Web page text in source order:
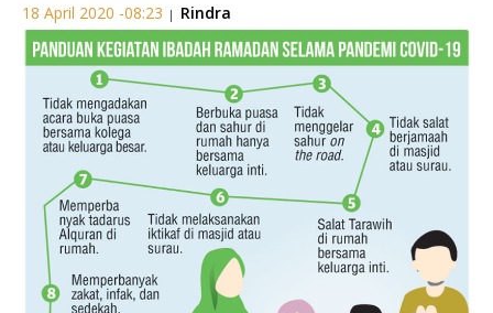
18 April 2020 -08:23 | Rindra